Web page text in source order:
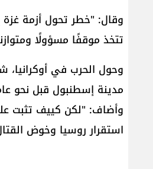
وقال: "خطر تحول أزمة غزة
تتخذ موقفًا مسؤولًا
وحول الحرب في
مدينة إسطنبول قبل نحو عامين لكانت تتمتع
وأضاف: "لكن كييف تثبت
استقرار روسيا وخوض